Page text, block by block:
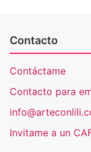
Contacto
Contáctame
Contacto para
Invitame a un